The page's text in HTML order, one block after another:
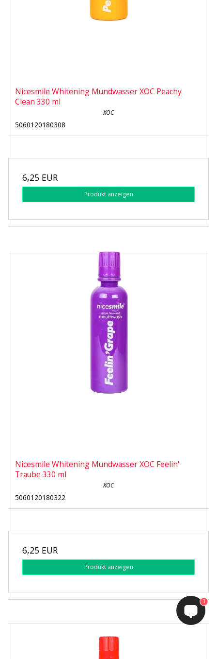
Nicesmile Whitening Mundwasser XOC Peachy
Clean 330 ml
XOC
5060120180308
6,25 EUR
Produkt anzeigen
Nicesmile Whitening Mundwasser XOC Feelin'
Traube 330 ml
XOC
5060120180322
6,25 EUR
Produkt anzeigen
1